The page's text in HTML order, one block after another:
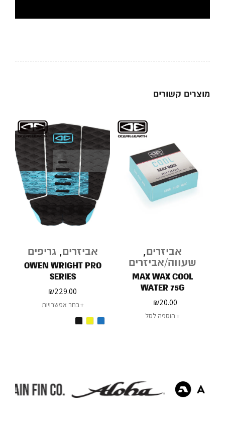
מוצרים קשורים
אביזרים, גריפים
OWEN WRIGHT PRO
SERIES
₪229.00
בחר אפשרויות
אביזרים,
שעווה/אביזרים
MAX WAX COOL
WATER 75G
₪20.00
הוספה לסל